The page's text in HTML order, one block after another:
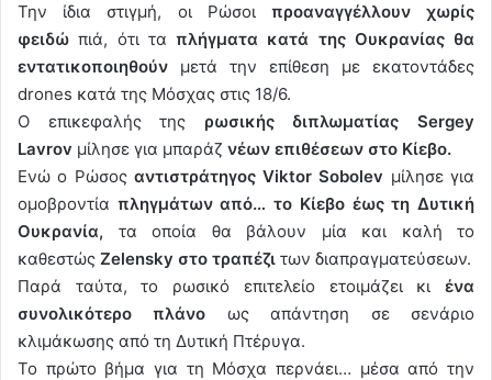
Την ίδια στιγμή, οι Ρώσοι προαναγγέλλουν χωρίς
φειδώ πιά, ότι τα πλήγματα κατά της Ουκρανίας θα
εντατικοποιηθούν μετά την επίθεση με εκατοντάδες
drones κατά της Μόσχας στις 18/6.
Ο επικεφαλής της ρωσικής διπλωματίας Sergey
Lavrov μίλησε για μπαράζ νέων επιθέσεων στο Κίεβο.
Ενώ ο Ρώσος αντιστράτηγος Viktor Sobolev μίλησε για
ομοβροντία πληγμάτων από… το Κίεβο έως τη Δυτική
Ουκρανία, τα οποία θα βάλουν μία και καλή το
καθεστώς Zelensky στο τραπέζι των διαπραγματεύσεων.
Παρά ταύτα, το ρωσικό επιτελείο ετοιμάζει κι ένα
συνολικότερο πλάνο ως απάντηση σε σενάριο
κλιμάκωσης από τη Δυτική Πτέρυγα.
To πρώτο βήμα για τη Μόσχα περνάει… μέσα από την